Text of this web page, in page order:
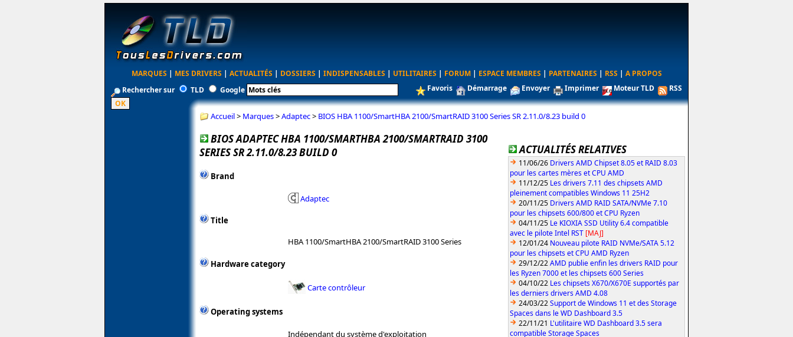
MARQUES | MES DRIVERS | ACTUALITÉS | DOSSIERS | INDISPENSABLES | UTILITAIRES | FORUM | ESPACE MEMBRES | PARTENAIRES | RSS | A PROPOS
Rechercher sur
TLD Google Favoris Démarrage Envoyer Imprimer Moteur TLD RSS
Accueil> Marques>Adaptec> BIOS HBA 1100/SmartHBA 2100/SmartRAID 3100 Series SR 2.11.0/8.23 build 0
BIOS ADAPTEC HBA 1100/SMARTHBA 2100/SMARTRAID 3100
SERIES SR 2.11.0/8.23 BUILD 0
Brand
Adaptec
Title
HBA 1100/SmartHBA 2100/SmartRAID 3100 Series
Hardware category
Carte contrôleur
Operating systems
Indépendant du système d'exploitation
ACTUALITÉS RELATIVES
11/06/26 Drivers AMD Chipset 8.05 et RAID 8.03
pour les cartes mères et CPU AMD
11/12/25 Les drivers 7.11 des chipsets AMD
pleinement compatibles Windows 11 25H2
20/11/25 Drivers AMD RAID SATA/NVMe 7.10
pour les chipsets 600/800 et CPU Ryzen
04/11/25 Le KIOXIA SSD Utility 6.4 compatible
avec le pilote Intel RST [MAJ]
12/01/24 Nouveau pilote RAID NVMe/SATA 5.12
pour les chipsets et CPU AMD Ryzen
29/12/22AMD publie enfin les drivers RAID pour
les Ryzen 7000 et les chipsets 600 Series
04/10/22 Les chipsets X670/X670E supportés par
les derniers drivers AMD 4.08
24/03/22Support de Windows 11 et des Storage
Spaces dans le WD Dashboard 3.5
22/11/21 L'utilitaire WD Dashboard 3.5 sera
compatible Storage Spaces